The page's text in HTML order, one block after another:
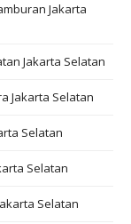
Jakarta
Jakarta Selatan
Jakarta Selatan
Selatan
Selatan
Selatan